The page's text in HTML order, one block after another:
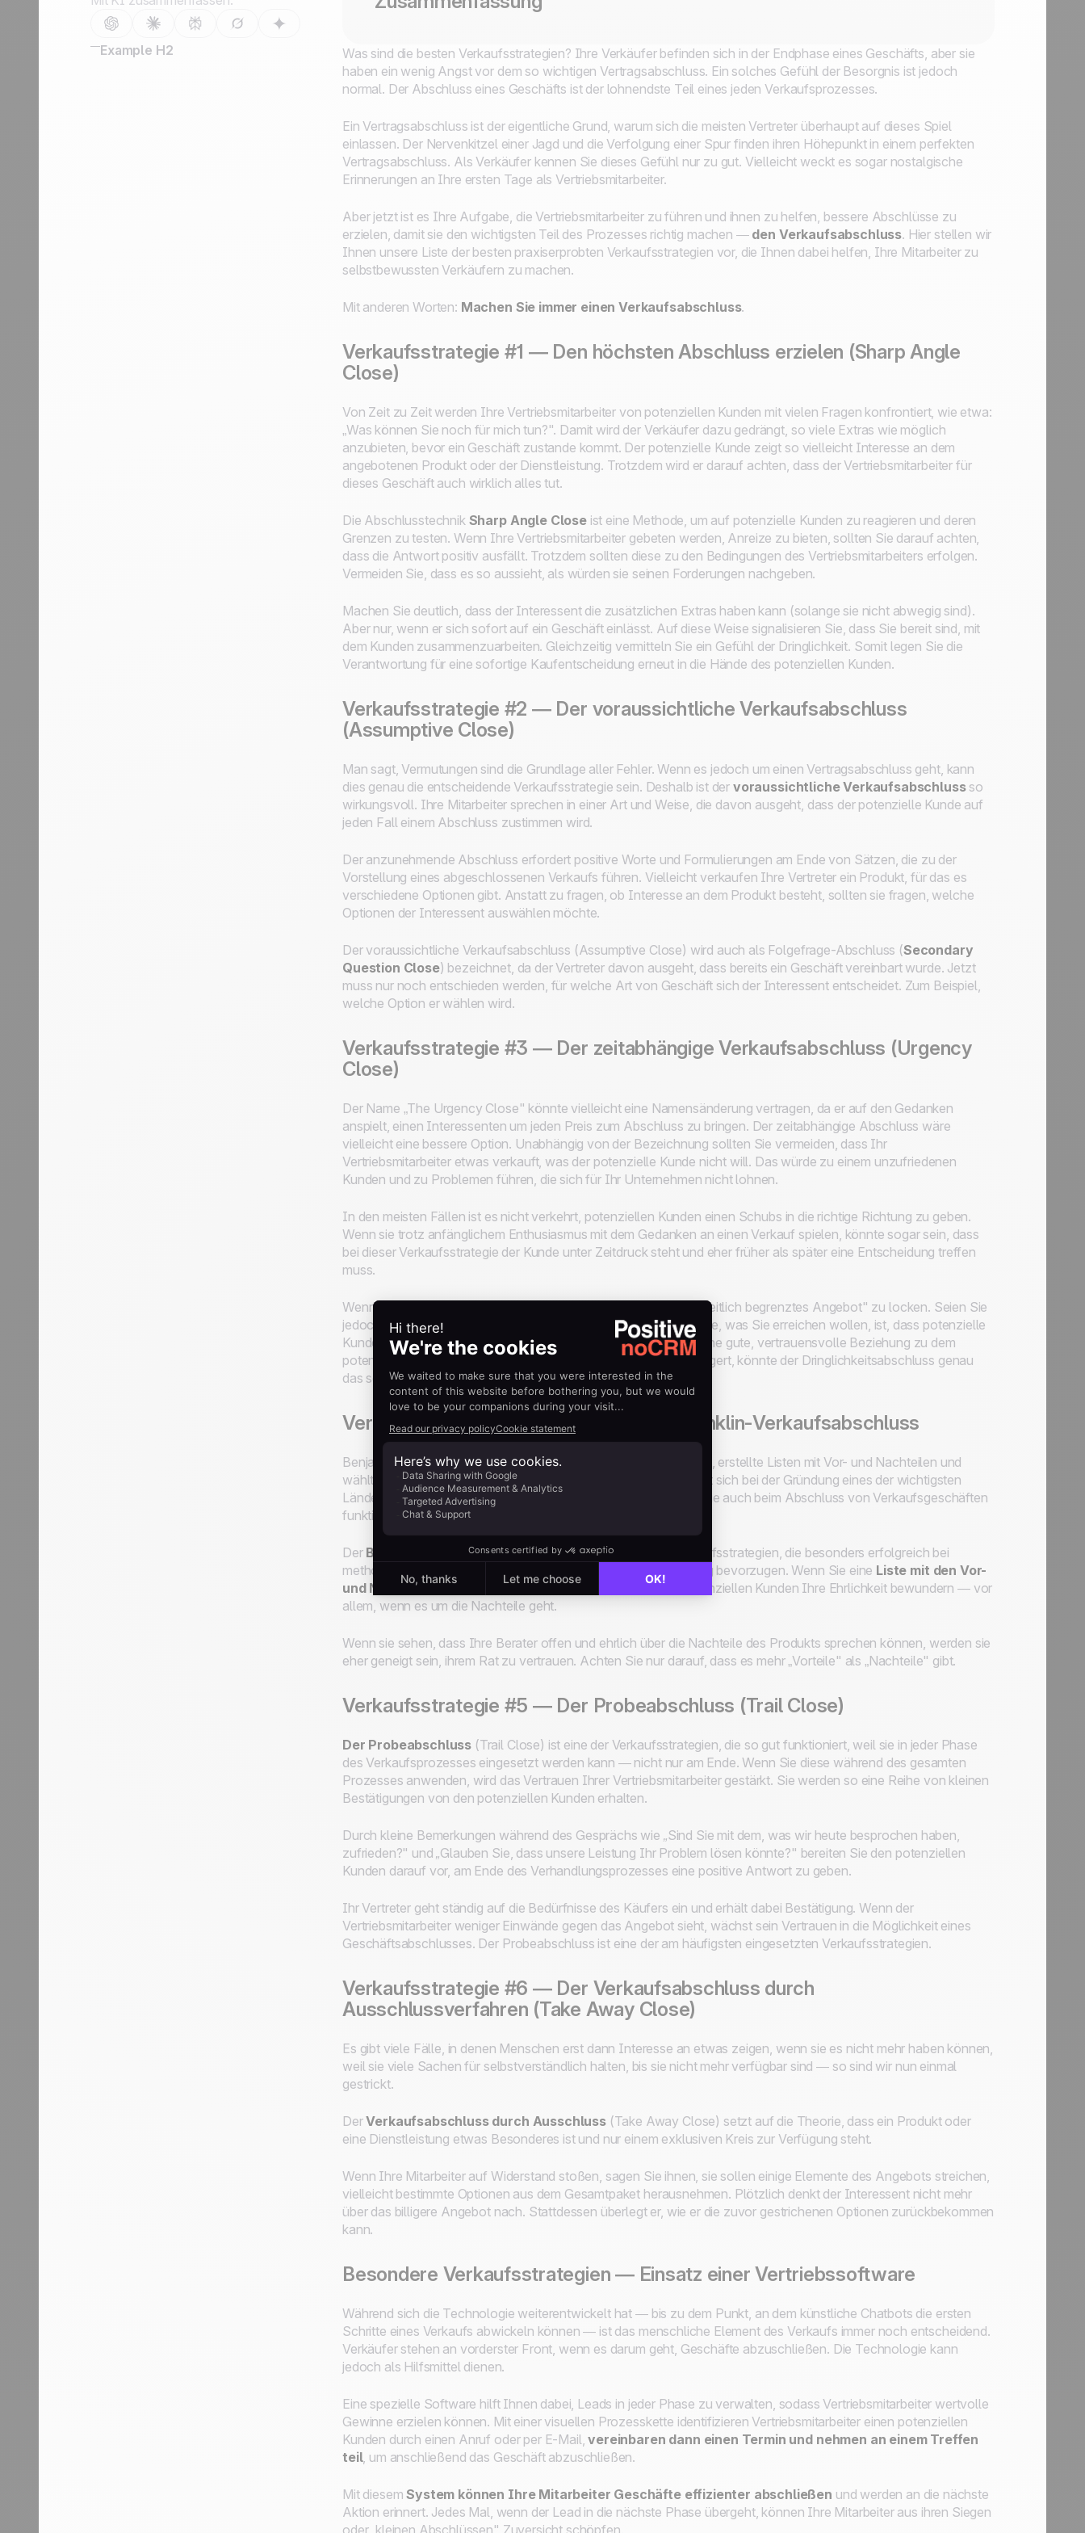
Kontaktieren Sie uns
Partner werden
Example H2
Was sind die besten Verkaufsstrategien? Ihre Verkäufer befinden sich in der Endphase eines Geschäfts, aber sie
haben ein wenig Angst vor dem so wichtigen Vertragsabschluss. Ein solches Gefühl der Besorgnis ist jedoch
normal. Der Abschluss eines Geschäfts ist der lohnendste Teil eines jeden Verkaufsprozesses.
Ein Vertragsabschluss ist der eigentliche Grund, warum sich die meisten Vertreter überhaupt auf dieses Spiel
einlassen. Der Nervenkitzel einer Jagd und die Verfolgung einer Spur finden ihren Höhepunkt in einem perfekten
Vertragsabschluss. Als Verkäufer kennen Sie dieses Gefühl nur zu gut. Vielleicht weckt es sogar nostalgische
Erinnerungen an Ihre ersten Tage als Vertriebsmitarbeiter.
Aber jetzt ist es Ihre Aufgabe, die Vertriebsmitarbeiter zu führen und ihnen zu helfen, bessere Abschlüsse zu
erzielen, damit sie den wichtigsten Teil des Prozesses richtig machen — den Verkaufsabschluss. Hier stellen wir
Ihnen unsere Liste der besten praxiserprobten Verkaufsstrategien vor, die Ihnen dabei helfen, Ihre Mitarbeiter zu
selbstbewussten Verkäufern zu machen.
Mit anderen Worten: Machen Sie immer einen Verkaufsabschluss.
Verkaufsstrategie #1 — Den höchsten Abschluss erzielen (Sharp Angle
Close)
Von Zeit zu Zeit werden Ihre Vertriebsmitarbeiter von potenziellen Kunden mit vielen Fragen konfrontiert, wie etwa:
„Was können Sie noch für mich tun?". Damit wird der Verkäufer dazu gedrängt, so viele Extras wie möglich
anzubieten, bevor ein Geschäft zustande kommt. Der potenzielle Kunde zeigt so vielleicht Interesse an dem
angebotenen Produkt oder der Dienstleistung. Trotzdem wird er darauf achten, dass der Vertriebsmitarbeiter für
dieses Geschäft auch wirklich alles tut.
Die Abschlusstechnik Sharp Angle Closeist eine Methode, um auf potenzielle Kunden zu reagieren und deren
Grenzen zu testen. Wenn Ihre Vertriebsmitarbeiter gebeten werden, Anreize zu bieten, sollten Sie darauf achten,
dass die Antwort positiv ausfällt. Trotzdem sollten diese zu den Bedingungen des Vertriebsmitarbeiters erfolgen.
Vermeiden Sie, dass es so aussieht, als würden sie seinen Forderungen nachgeben.
Machen Sie deutlich, dass der Interessent die zusätzlichen Extras haben kann (solange sie nicht abwegig sind).
Aber nur, wenn er sich sofort auf ein Geschäft einlässt. Auf diese Weise signalisieren Sie, dass Sie bereit sind, mit
dem Kunden zusammenzuarbeiten. Gleichzeitig vermitteln Sie ein Gefühl der Dringlichkeit. Somit legen Sie die
Verantwortung für eine sofortige Kaufentscheidung erneut in die Hände des potenziellen Kunden.
Verkaufsstrategie #2 — Der voraussichtliche Verkaufsabschluss
(Assumptive Close)
Man sagt, Vermutungen sind die Grundlage aller Fehler. Wenn es jedoch um einen Vertragsabschluss geht, kann
dies genau die entscheidende Verkaufsstrategie sein. Deshalb ist der voraussichtliche Verkaufsabschlussso
wirkungsvoll. Ihre Mitarbeiter sprechen in einer Art und Weise, die davon ausgeht, dass der potenzielle Kunde auf
jeden Fall einem Abschluss zustimmen wird.
Der anzunehmende Abschluss erfordert positive Worte und Formulierungen am Ende von Sätzen, die zu der
Vorstellung eines abgeschlossenen Verkaufs führen. Vielleicht verkaufen Ihre Vertreter ein Produkt, für das es
verschiedene Optionen gibt. Anstatt zu fragen, ob Interesse an dem Produkt besteht, sollten sie fragen, welche
Optionen der Interessent auswählen möchte.
Der voraussichtliche Verkaufsabschluss (Assumptive Close) wird auch als Folgefrage-Abschluss (Secondary
Question Close) bezeichnet, da der Vertreter davon ausgeht, dass bereits ein Geschäft vereinbart wurde. Jetzt
muss nur noch entschieden werden, für welche Art von Geschäft sich der Interessent entscheidet. Zum Beispiel,
welche Option er wählen wird.
Verkaufsstrategie #3 — Der zeitabhängige Verkaufsabschluss (Urgency
Close)
Der Name „The Urgency Close" könnte vielleicht eine Namensänderung vertragen, da er auf den Gedanken
anspielt, einen Interessenten um jeden Preis zum Abschluss zu bringen. Der zeitabhängige Abschluss wäre
vielleicht eine bessere Option. Unabhängig von der Bezeichnung sollten Sie vermeiden, dass Ihr
Vertriebsmitarbeiter etwas verkauft, was der potenzielle Kunde nicht will. Das würde zu einem unzufriedenen
Kunden und zu Problemen führen, die sich für Ihr Unternehmen nicht lohnen.
In den meisten Fällen ist es nicht verkehrt, potenziellen Kunden einen Schubs in die richtige Richtung zu geben.
Wenn sie trotz anfänglichem Enthusiasmus mit dem Gedanken an einen Verkauf spielen, könnte sogar sein, dass
bei dieser Verkaufsstrategie der Kunde unter Zeitdruck steht und eher früher als später eine Entscheidung treffen
muss.
Wenn dies der Fall ist, lohnt es sich, mit Sätzen wie „Dies ist ein zeitlich begrenztes Angebot" zu locken. Seien Sie
jedoch vorsichtig, wenn Sie diese Methode anwenden. Das Letzte, was Sie erreichen wollen, ist, dass potenzielle
Kunden unnötig unter Druck gesetzt werden. Wenn Sie jedoch eine gute, vertrauensvolle Beziehung zu dem
potenziellen Kunden aufgebaut haben und dieser immer noch zögert, könnte der Dringlichkeitsabschluss genau
das sein, was Sie brauchen, um ein Geschäft abzuschließen.
Verkaufsstrategie #4 — Der Benjamin Franklin-Verkaufsabschluss
Benjamin Franklin, einer der Gründerväter der Vereinigten Staaten, erstellte Listen mit Vor- und Nachteilen und
wählte die Spalte mit dem längsten Abschnitt. Diese Methode hat sich bei der Gründung eines der wichtigsten
Länder der Welt bewährt. Daher ist es nicht überraschend, dass sie auch beim Abschluss von Verkaufsgeschäften
funktioniert.
Der Benjamin Franklin-Verkaufsabschlussist eine der Verkaufsstrategien, die besonders erfolgreich bei
methodischen Interessenten ist, die ihre Fakten klar und eindeutig bevorzugen. Wenn Sie eine Liste mit den Vor-
und Nachteilen Ihres Angebots erstellen
, werden Ihre potenziellen Kunden Ihre Ehrlichkeit bewundern — vor
allem, wenn es um die Nachteile geht.
Wenn sie sehen, dass Ihre Berater offen und ehrlich über die Nachteile des Produkts sprechen können, werden sie
eher geneigt sein, ihrem Rat zu vertrauen. Achten Sie nur darauf, dass es mehr „Vorteile" als „Nachteile" gibt.
Verkaufsstrategie #5 — Der Probeabschluss (Trail Close)
Der Probeabschluss (Trail Close) ist eine der Verkaufsstrategien, die so gut funktioniert, weil sie in jeder Phase
des Verkaufsprozesses eingesetzt werden kann — nicht nur am Ende. Wenn Sie diese während des gesamten
Prozesses anwenden, wird das Vertrauen Ihrer Vertriebsmitarbeiter gestärkt. Sie werden so eine Reihe von kleinen
Bestätigungen von den potenziellen Kunden erhalten.
Durch kleine Bemerkungen während des Gesprächs wie „Sind Sie mit dem, was wir heute besprochen haben,
zufrieden?" und„Glauben Sie, dass unsere Leistung Ihr Problem lösen könnte?" bereiten Sie den potenziellen
Kunden darauf vor, am Ende des Verhandlungsprozesses eine positive Antwort zu geben.
Ihr Vertreter geht ständig auf die Bedürfnisse des Käufers ein und erhält dabei Bestätigung. Wenn der
Vertriebsmitarbeiter weniger Einwände gegen das Angebot sieht, wächst sein Vertrauen in die Möglichkeit eines
Geschäftsabschlusses. Der Probeabschluss ist eine der am häufigsten eingesetzten Verkaufsstrategien.
Verkaufsstrategie #6 — Der Verkaufsabschluss durch
Ausschlussverfahren (Take Away Close)
Es gibt viele Fälle, in denen Menschen erst dann Interesse an etwas zeigen, wenn sie es nicht mehr haben können,
weil sie viele Sachen für selbstverständlich halten, bis sie nicht mehr verfügbar sind — so sind wir nun einmal
gestrickt.
DerVerkaufsabschluss durch Ausschluss(Take Away Close) setzt auf die Theorie, dass ein Produkt oder
eine Dienstleistung etwas Besonderes ist und nur einem exklusiven Kreis zur Verfügung steht.
Wenn Ihre Mitarbeiter auf Widerstand stoßen, sagen Sie ihnen, sie sollen einige Elemente des Angebots streichen,
vielleicht bestimmte Optionen aus dem Gesamtpaket herausnehmen. Plötzlich denkt der Interessent nicht mehr
über das billigere Angebot nach. Stattdessen überlegt er, wie er die zuvor gestrichenen Optionen zurückbekommen
kann.
Besondere Verkaufsstrategien — Einsatz einer Vertriebssoftware
Während sich die Technologie weiterentwickelt hat — bis zu dem Punkt, an dem künstliche Chatbots die ersten
Schritte eines Verkaufs abwickeln können — ist das menschliche Element des Verkaufs immer noch entscheidend.
Verkäufer stehen an vorderster Front, wenn es darum geht, Geschäfte abzuschließen. Die Technologie kann
jedoch als Hilfsmittel dienen.
Eine spezielle Software hilft Ihnen dabei, Leads in jeder Phase zu verwalten, sodass Vertriebsmitarbeiter wertvolle
Gewinne erzielen können. Mit einer visuellen Prozesskette identifizieren Vertriebsmitarbeiter einen potenziellen
Kunden durch einen Anruf oder per E-Mail,vereinbaren dann einen Termin und nehmen an einem Treffen
teil, um anschließend das Geschäft abzuschließen.
Mit diesemSystem können Ihre Mitarbeiter Geschäfte effizienter abschließen und werden an die nächste
Aktion erinnert. Jedes Mal, wenn der Lead in die nächste Phase übergeht, können Ihre Mitarbeiter aus ihren Siegen
oder „kleinen Abschlüssen" Zuversicht schöpfen.